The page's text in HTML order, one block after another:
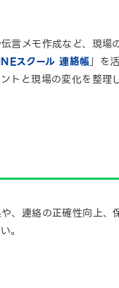
言メモ作成など、現場
スクール 連絡帳」を
トと現場の変化を整理し
、連絡の正確性向上、
。